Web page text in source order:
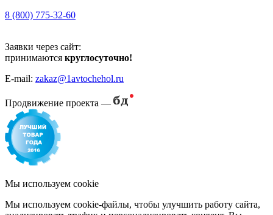
8 (800) 775-32-60
Заявки через сайт:
принимаются круглосуточно!
E-mail: zakaz@1avtochehol.ru
Продвижение проекта —
Мы используем cookie
Мы используем cookie-файлы, чтобы улучшить работу сайта,